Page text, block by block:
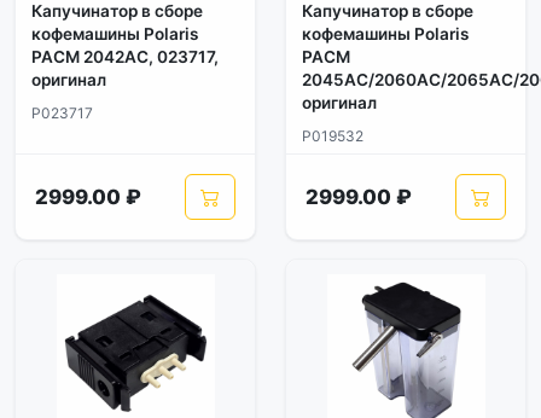
Капучинатор в сборе
кофемашины Polaris
PACM 2042AC, 023717,
оригинал
P023717
2999.00 ₽
Капучинатор в сборе
кофемашины Polaris
PACM
2045AC/2060AC/2065AC/
оригинал
P019532
2999.00 ₽